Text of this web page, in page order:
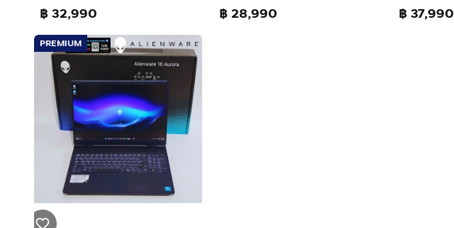
฿ 32,990 ฿ 28,990 ฿ 37,990
PREMIUM